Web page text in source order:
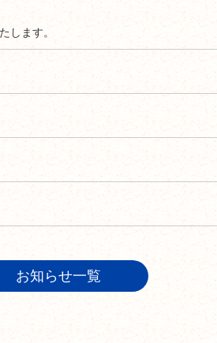
します。
お知らせ一覧